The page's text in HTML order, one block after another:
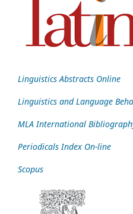
Linguistics Abstracts Online
Linguistics and Language
MLA International
Periodicals Index On-line
Scopus